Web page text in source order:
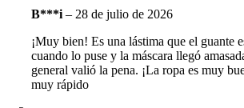
B***i– 28 de julio de 2026
¡Muy bien! Es una lástima que el guante
cuando lo puse y la máscara llegó
general valió la pena. ¡La ropa es muy
muy rápido